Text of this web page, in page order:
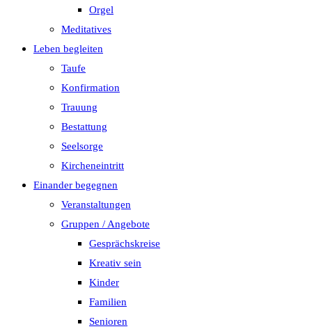
Orgel
Meditatives
Leben begleiten
Taufe
Konfirmation
Trauung
Bestattung
Seelsorge
Kircheneintritt
Einander begegnen
Veranstaltungen
Gruppen / Angebote
Gesprächskreise
Kreativ sein
Kinder
Familien
Senioren